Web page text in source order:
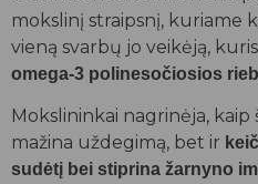
mokslinį straipsnį, kuriame
vieną svarbų jo veikėją,
omega-3 polinesočiosios
Mokslininkai nagrinėja,
mažina uždegimą, bet ir
sudėtį bei stiprina žarnyno